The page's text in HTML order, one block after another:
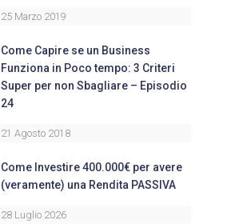
25 Marzo 2019
Come Capire se un Business
Funziona in Poco tempo: 3 Criteri
Super per non Sbagliare – Episodio
24
21 Agosto 2018
Come Investire 400.000€ per avere
(veramente) una Rendita PASSIVA
28 Luglio 2026